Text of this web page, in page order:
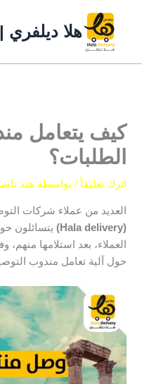
المحتوى
هلا ديلفري | Hala Delivery
كيف يتعامل
الطلبات؟
اترك تعليقاً / بواسطة هند
العديد من عملاء شركات
(Hala delivery)
يتسائلون
العملاء، بعد استلامها
حول آلية تعامل مندوب